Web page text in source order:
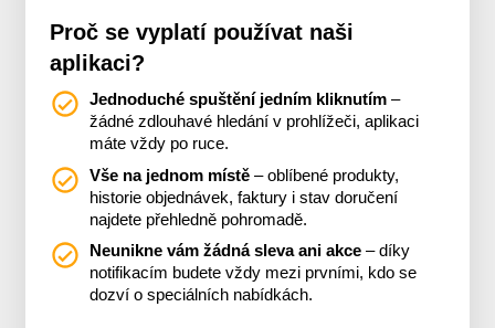
Proč se vyplatí používat naši
aplikaci?
Jednoduché spuštění jedním kliknutím –
žádné zdlouhavé hledání v prohlížeči, aplikaci
máte vždy po ruce.
Vše na jednom místě – oblíbené produkty,
historie objednávek, faktury i stav doručení
najdete přehledně pohromadě.
Neunikne vám žádná sleva ani akce – díky
notifikacím budete vždy mezi prvními, kdo se
dozví o speciálních nabídkách.